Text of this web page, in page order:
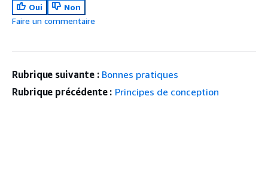
Oui
Non
Faire un commentaire
Rubrique suivante : Bonnes pratiques
Rubrique précédente : Principes de conception